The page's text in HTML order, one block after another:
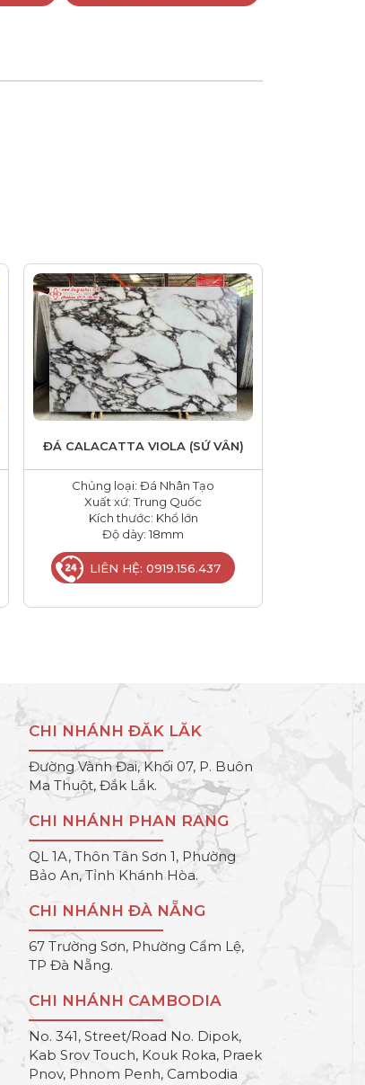
ĐÁ CALACATTA VIOLA (SỨ VÂN)
Chủng loại: Đá Nhân Tạo
Xuất xứ: Trung Quốc
Kích thước: Khổ lớn
Độ dày: 18mm
LIÊN HỆ: 0919.156.437
CHI NHÁNH ĐĂK LĂK
Đường Vành Đai, Khối 07, P. Buôn
Ma Thuột, Đắk Lắk.
CHI NHÁNH PHAN RANG
QL 1A, Thôn Tân Sơn 1, Phường
Bảo An, Tỉnh Khánh Hòa.
CHI NHÁNH ĐÀ NẴNG
67 Trường Sơn, Phường Cẩm Lệ,
TP Đà Nẵng.
CHI NHÁNH CAMBODIA
No. 341, Street/Road No. Dipok,
Kab Srov Touch, Kouk Roka, Praek
Pnov, Phnom Penh, Cambodia